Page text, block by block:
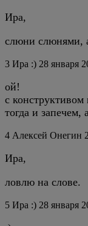
Ира,
слюни слюнями,
3 Ира :) 28 января
ой!
с
тогда и запечем,
4 Алексей Онегин
Ира,
ловлю на слове.
5 Ира :) 28 января